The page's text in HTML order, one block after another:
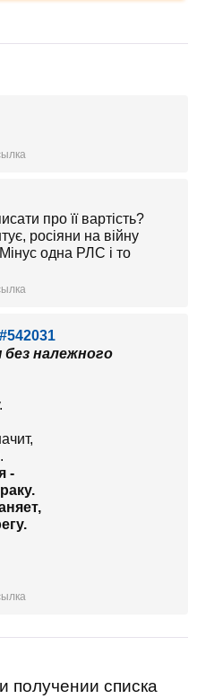
про її вартість?
росіяни на війну
одна РЛС і то
без належного
-
получении списка